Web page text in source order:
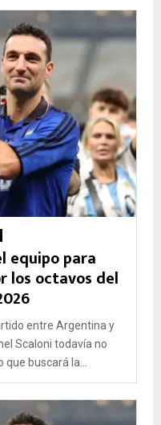
equipo para
los octavos del
entre Argentina y
Scaloni todavía no
que buscará la...